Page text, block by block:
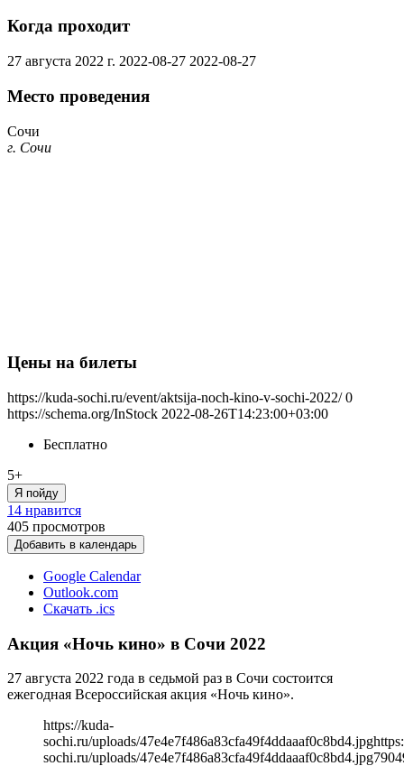
Когда проходит
27 августа 2022 г. 2022-08-27 2022-08-27
Место проведения
Сочи
г. Сочи
Цены на билеты
https://kuda-sochi.ru/event/aktsija-noch-kino-v-sochi-2022/ 0
https://schema.org/InStock 2022-08-26T14:23:00+03:00
Бесплатно
5+
Я пойду
14 нравится
405 просмотров
Добавить в календарь
Google Calendar
Outlook.com
Скачать .ics
Акция «Ночь кино» в Сочи 2022
27 августа 2022 года в седьмой раз в Сочи состоится
ежегодная Всероссийская акция «Ночь кино».
https://kuda-
sochi.ru/uploads/47e4e7f486a83cfa49f4ddaaaf0c8bd4.jpg
sochi.ru/uploads/47e4e7f486a83cfa49f4ddaaaf0c8bd4.jpg790